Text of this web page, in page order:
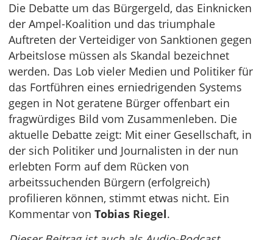
Die Debatte um das Bürgergeld, das Einknicken
der Ampel-Koalition und das triumphale
Auftreten der Verteidiger von Sanktionen gegen
Arbeitslose müssen als Skandal bezeichnet
werden. Das Lob vieler Medien und Politiker für
das Fortführen eines erniedrigenden Systems
gegen in Not geratene Bürger offenbart ein
fragwürdiges Bild vom Zusammenleben. Die
aktuelle Debatte zeigt: Mit einer Gesellschaft, in
der sich Politiker und Journalisten in der nun
erlebten Form auf dem Rücken von
arbeitssuchenden Bürgern (erfolgreich)
profilieren können, stimmt etwas nicht. Ein
Kommentar von Tobias Riegel.